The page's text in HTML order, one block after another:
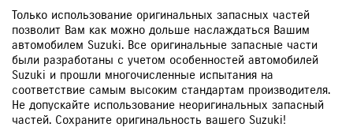
Только использование оригинальных запасных частей
позволит Вам как можно дольше наслаждаться Вашим
автомобилем Suzuki. Все оригинальные запасные части
были разработаны с учетом особенностей автомобилей
Suzuki и прошли многочисленные испытания на
соответствие самым высоким стандартам производителя.
Не допускайте использование неоригинальных запасный
частей. Сохраните оригинальность вашего Suzuki!